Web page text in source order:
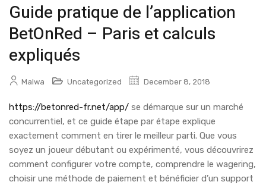
Guide pratique de l’application
BetOnRed – Paris et calculs
expliqués
Malwa Uncategorized December 8, 2018
https://betonred-fr.net/app/ se démarque sur un marché
concurrentiel, et ce guide étape par étape explique
exactement comment en tirer le meilleur parti. Que vous
soyez un joueur débutant ou expérimenté, vous découvrirez
comment configurer votre compte, comprendre le wagering,
choisir une méthode de paiement et bénéficier d’un support